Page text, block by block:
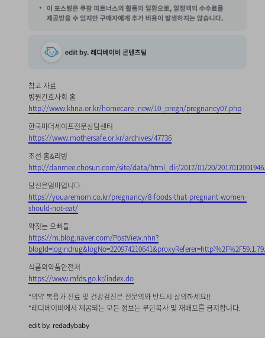
참고 자료
병원간호사회 홈
http://www.khna.or.kr/homecare_new/10_pregn/pregnancy07.php
한국마더세이프전문상담센터
https://www.mothersafe.or.kr/archives/47736
조선 홈&리빙
http://danmee.chosun.com/site/data/html_dir/2017/01/20/
당신은엄마입니다
https://youaremom.co.kr/pregnancy/8-foods-that-pregnant-women-
should-not-eat/
약짓는 오빠들
https://m.blog.naver.com/PostView.nhn?
식품의약품안전처
https://www.mfds.go.kr/index.do
*의약 복용과 진료 및 건강검진은 전문의와 반드시 상의하세요!!
*레디베이비에서 제공되는 모든 정보는 무단복사 및 재배포를 금지합니다.
edit by. redadybaby